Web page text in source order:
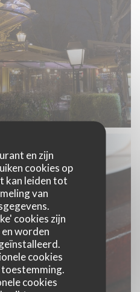
en zijn
cookies op
kan leiden tot
van
cookies zijn
worden
cookies
cookies